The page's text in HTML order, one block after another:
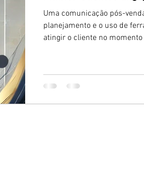
Uma comunicação pós-
planejamento e o uso de
atingir o cliente no